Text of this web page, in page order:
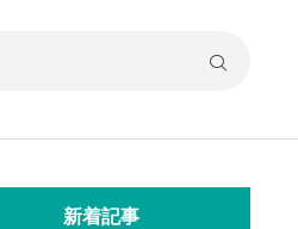
新着記事